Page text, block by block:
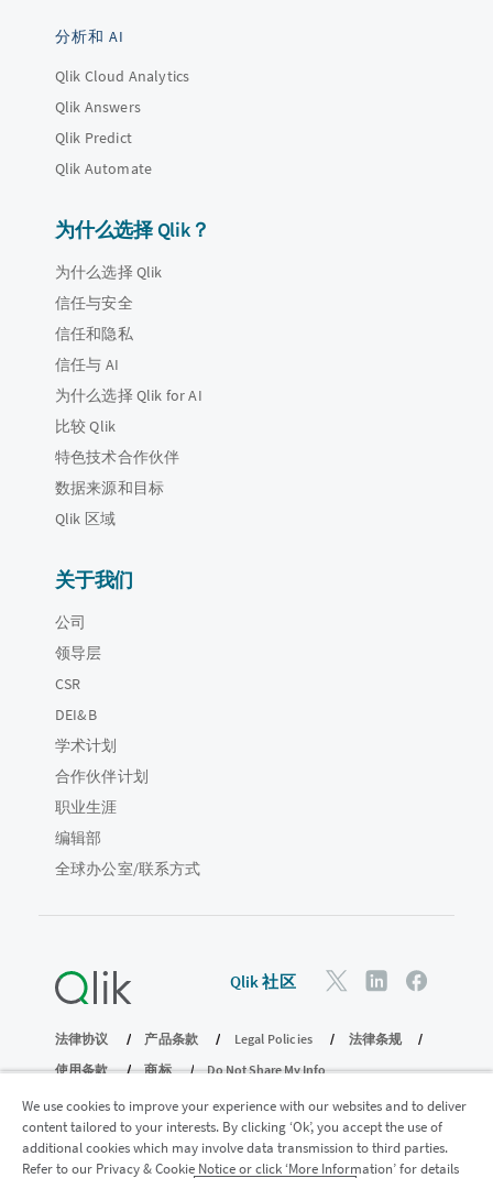
分析和 AI
Qlik Cloud Analytics
Qlik Answers
Qlik Predict
Qlik Automate
为什么选择 Qlik？
为什么选择 Qlik
信任与安全
信任和隐私
信任与 AI
为什么选择 Qlik for AI
比较 Qlik
特色技术合作伙伴
数据来源和目标
Qlik 区域
关于我们
公司
领导层
CSR
DEI&B
学术计划
合作伙伴计划
职业生涯
编辑部
全球办公室/联系方式
Qlik 社区
法律协议 产品条款 Legal Policies
法律条规
使用条款
商标
Do Not Share My Info
版权所有 © 1993-2026 QlikTech International AB。保留所有权利。
We use cookies to improve your experience with our websites and to deliver
content tailored to your interests. By clicking ‘Ok’, you accept the use of
additional cookies which may involve data transmission to third parties.
Refer to our Privacy & Cookie Notice or click ‘More Information’ for details